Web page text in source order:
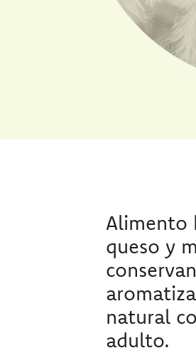
Alimento
queso y
natural
adulto.